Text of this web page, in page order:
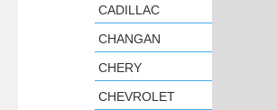
CADILLAC
CHANGAN
CHERY
CHEVROLET